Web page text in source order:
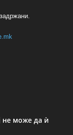
не може да ѝ